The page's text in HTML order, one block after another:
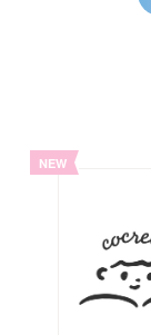
NEW